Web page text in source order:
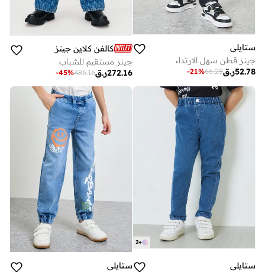
ستايلي
جينز قطن سهل الارتداء
ر.ق52.78
66.28
-21%
كالفن كلاين جينز
جينز مستقيم للشباب
ر.ق272.16
486.16
-45%
+
2
ستايلي ستايلي